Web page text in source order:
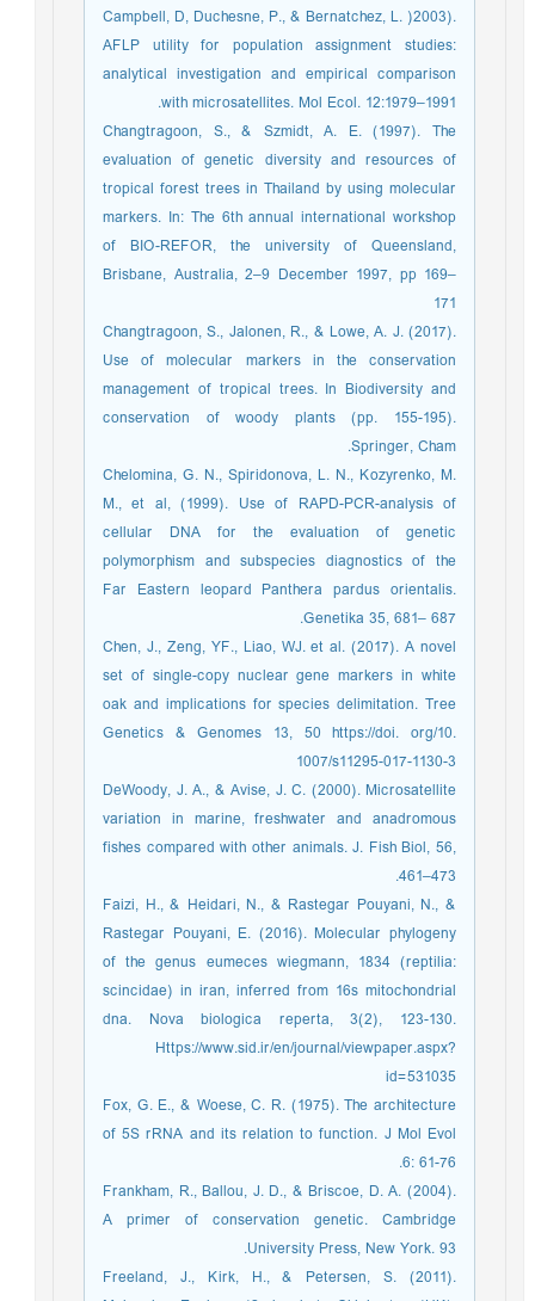
Campbell, D, Duchesne, P., & Bernatchez, L. )2003).
AFLP utility for population assignment studies:
analytical investigation and empirical comparison
with microsatellites. Mol Ecol. 12:1979–1991.
Changtragoon, S., & Szmidt, A. E. (1997). The
evaluation of genetic diversity and resources of
tropical forest trees in Thailand by using molecular
markers. In: The 6th annual international workshop
of BIO-REFOR, the university of Queensland,
Brisbane, Australia, 2–9 December 1997, pp 169–
171
Changtragoon, S., Jalonen, R., & Lowe, A. J. (2017).
Use of molecular markers in the conservation
management of tropical trees. In Biodiversity and
conservation of woody plants (pp. 155-195).
Springer, Cham.
Chelomina, G. N., Spiridonova, L. N., Kozyrenko, M.
M., et al, (1999). Use of RAPD-PCR-analysis of
cellular DNA for the evaluation of genetic
polymorphism and subspecies diagnostics of the
Far Eastern leopard Panthera pardus orientalis.
Genetika 35, 681– 687.
Chen, J., Zeng, YF., Liao, WJ. et al. (2017). A novel
set of single-copy nuclear gene markers in white
oak and implications for species delimitation. Tree
Genetics & Genomes 13, 50 https://doi. org/10.
1007/s11295-017-1130-3
DeWoody, J. A., & Avise, J. C. (2000). Microsatellite
variation in marine, freshwater and anadromous
fishes compared with other animals. J. Fish Biol, 56,
461–473.
Faizi, H., & Heidari, N., & Rastegar Pouyani, N., &
Rastegar Pouyani, E. (2016). Molecular phylogeny
of the genus eumeces wiegmann, 1834 (reptilia:
scincidae) in iran, inferred from 16s mitochondrial
dna. Nova biologica reperta, 3(2), 123-130.
Https://www.sid.ir/en/journal/viewpaper.aspx?
id=531035
Fox, G. E., & Woese, C. R. (1975). The architecture
of 5S rRNA and its relation to function. J Mol Evol
6: 61-76.
Frankham, R., Ballou, J. D., & Briscoe, D. A. (2004).
A primer of conservation genetic. Cambridge
University Press, New York. 93.
Freeland, J., Kirk, H., & Petersen, S. (2011).